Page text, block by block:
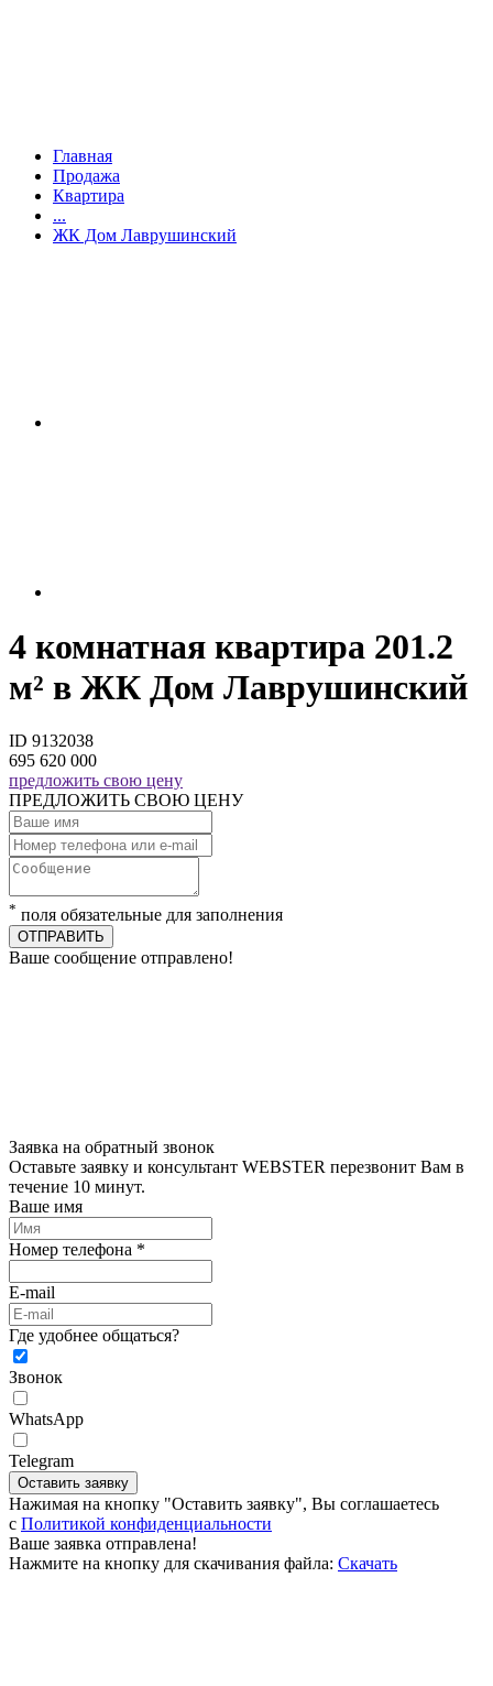
Главная
Продажа
Квартира
...
ЖК Дом Лаврушинский
4 комнатная квартира 201.2
м² в ЖК Дом Лаврушинский
ID 9132038
695 620 000
предложить свою цену
ПРЕДЛОЖИТЬ СВОЮ ЦЕНУ
* поля обязательные для заполнения
ОТПРАВИТЬ
Ваше сообщение отправлено!
Заявка на обратный звонок
Оставьте заявку и консультант WEBSTER перезвонит Вам в
течение 10 минут.
Ваше имя
Номер телефона *
E-mail
Где удобнее общаться?
Звонок
WhatsApp
Telegram
Оставить заявку
Нажимая на кнопку "Оставить заявку", Вы соглашаетесь
c Политикой конфиденциальности
Ваше заявка отправлена!
Нажмите на кнопку для скачивания файла: Скачать